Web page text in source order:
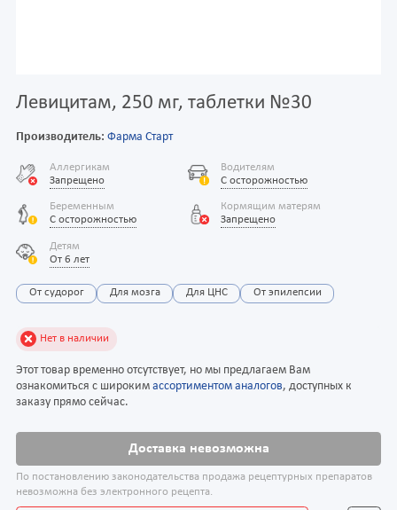
Левицитам, 250 мг, таблетки №30
Производитель: Фарма Старт
Аллергикам
Запрещено
Водителям
С осторожностью
Беременным
С осторожностью
Кормящим матерям
Запрещено
Детям
От 6 лет
От судорог Для мозга Для ЦНС От эпилепсии
Нет в наличии
Этот товар временно отсутствует, но мы предлагаем Вам
ознакомиться с широким ассортиментом аналогов, доступных к
заказу прямо сейчас.
Доставка невозможна
По постановлению законодательства продажа рецептурных препаратов
невозможна без электронного рецепта.